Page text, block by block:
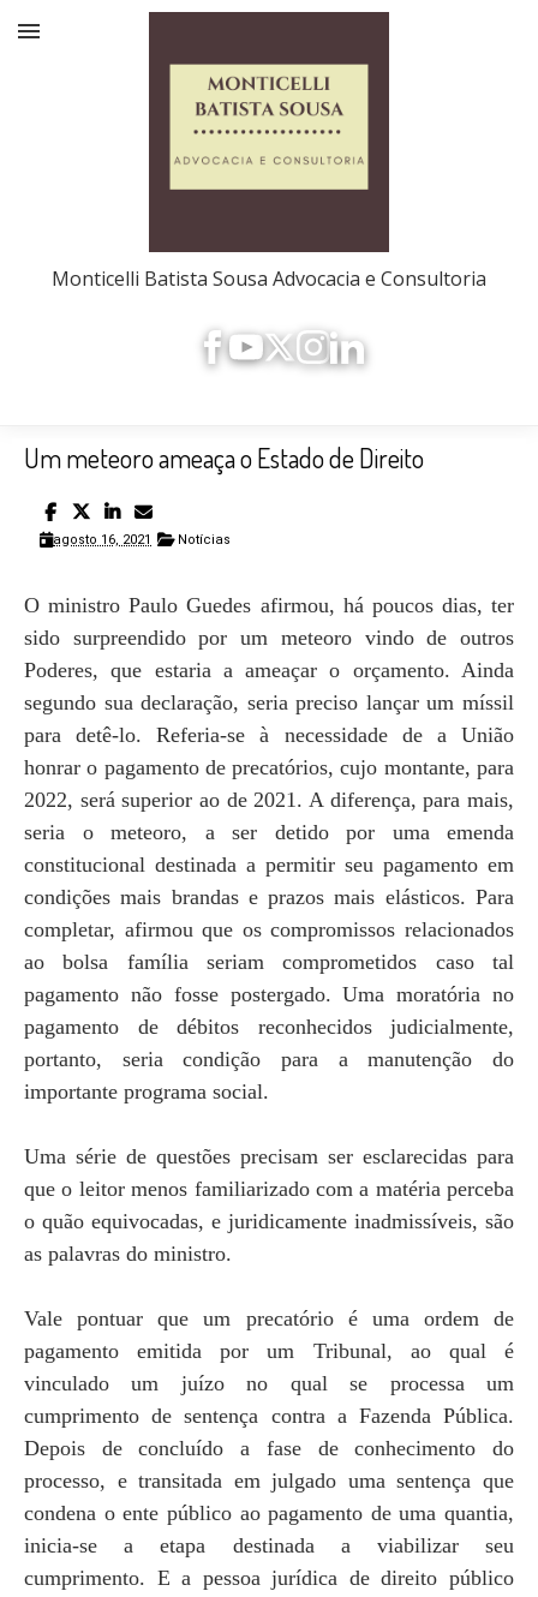
Monticelli Batista Sousa Advocacia e Consultoria
Um meteoro ameaça o Estado de Direito
agosto 16, 2021 Notícias
O ministro Paulo Guedes afirmou, há poucos dias, ter
sido surpreendido por um meteoro vindo de outros
Poderes, que estaria a ameaçar o orçamento. Ainda
segundo sua declaração, seria preciso lançar um míssil
para detê-lo. Referia-se à necessidade de a União
honrar o pagamento de precatórios, cujo montante, para
2022, será superior ao de 2021. A diferença, para mais,
seria o meteoro, a ser detido por uma emenda
constitucional destinada a permitir seu pagamento em
condições mais brandas e prazos mais elásticos. Para
completar, afirmou que os compromissos relacionados
ao bolsa família seriam comprometidos caso tal
pagamento não fosse postergado. Uma moratória no
pagamento de débitos reconhecidos judicialmente,
portanto, seria condição para a manutenção do
importante programa social.
Uma série de questões precisam ser esclarecidas para
que o leitor menos familiarizado com a matéria perceba
o quão equivocadas, e juridicamente inadmissíveis, são
as palavras do ministro.
Vale pontuar que um precatório é uma ordem de
pagamento emitida por um Tribunal, ao qual é
vinculado um juízo no qual se processa um
cumprimento de sentença contra a Fazenda Pública.
Depois de concluído a fase de conhecimento do
processo, e transitada em julgado uma sentença que
condena o ente público ao pagamento de uma quantia,
inicia-se a etapa destinada a viabilizar seu
cumprimento. E a pessoa jurídica de direito público